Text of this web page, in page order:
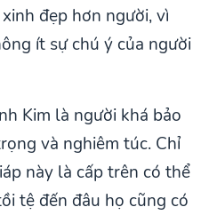
đẹp hơn người, vì
ít sự chú ý của người
Kim là người khá bảo
và nghiêm túc. Chỉ
này là cấp trên có thể
tệ đến đâu họ cũng có